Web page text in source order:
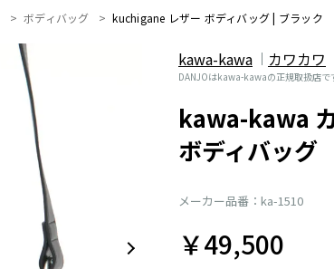
ボディバッグ kuchigane レザー ボディバッグ | ブラック
kawa-kawa カワカワ
DANJOはkawa-kawaの正規取扱店で
kawa-kawa
ボディバッグ
メーカー品番：ka-1510
￥49,500